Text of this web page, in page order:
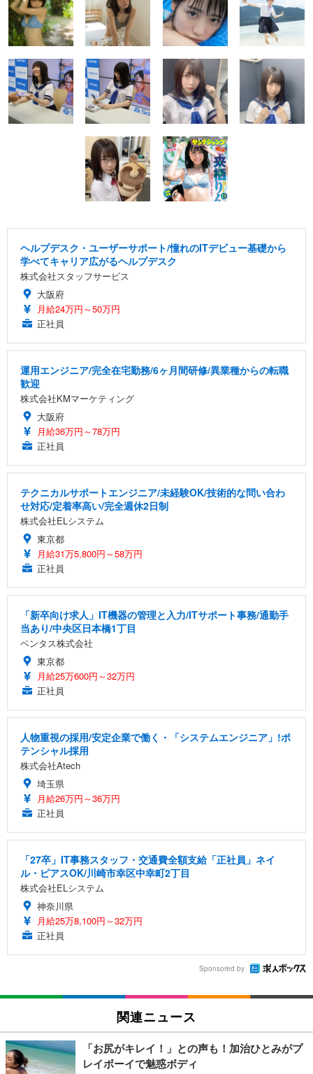
ヘルプデスク・ユーザーサポート/憧れのITデビュー基礎から
学べてキャリア広がるヘルプデスク
株式会社スタッフサービス
大阪府
月給24万円～50万円
正社員
運用エンジニア/完全在宅勤務/6ヶ月間研修/異業種からの転職
歓迎
株式会社KMマーケティング
大阪府
月給36万円～78万円
正社員
テクニカルサポートエンジニア/未経験OK/技術的な問い合わ
せ対応/定着率高い/完全週休2日制
株式会社ELシステム
東京都
月給31万5,800円～58万円
正社員
「新卒向け求人」IT機器の管理と入力/ITサポート事務/通勤手
当あり/中央区日本橋1丁目
ベンタス株式会社
東京都
月給25万600円～32万円
正社員
人物重視の採用/安定企業で働く・「システムエンジニア」!ポ
テンシャル採用
株式会社Atech
埼玉県
月給26万円～36万円
正社員
「27卒」IT事務スタッフ・交通費全額支給「正社員」ネイ
ル・ピアスOK/川崎市幸区中幸町2丁目
株式会社ELシステム
神奈川県
月給25万8,100円～32万円
正社員
Sponsored by
関連ニュース
「お尻がキレイ！」との声も！加治ひとみがプ
レイボーイで魅惑ボディ